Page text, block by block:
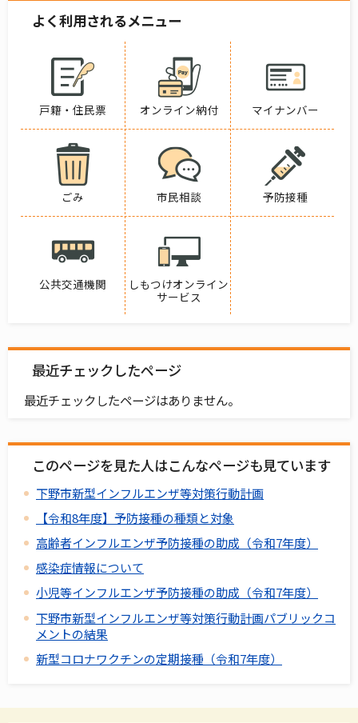
よく利用されるメニュー
戸籍・住民票 オンライン納付 マイナンバー
ごみ 市民相談 予防接種
公共交通機関
しもつけオンライン
サービス
最近チェックしたページ
最近チェックしたページはありません。
このページを見た人はこんなページも見ています
下野市新型インフルエンザ等対策行動計画
【令和8年度】予防接種の種類と対象
高齢者インフルエンザ予防接種の助成（令和7年度）
感染症情報について
小児等インフルエンザ予防接種の助成（令和7年度）
下野市新型インフルエンザ等対策行動計画パブリックコ
メントの結果
新型コロナワクチンの定期接種（令和7年度）